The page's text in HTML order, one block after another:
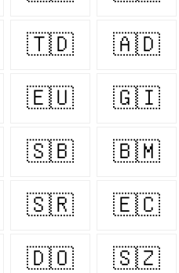
🇹🇩 🇦🇩
🇪🇺 🇬🇮
🇸🇧 🇧🇲
🇸🇷 🇪🇨
🇩🇴 🇸🇿